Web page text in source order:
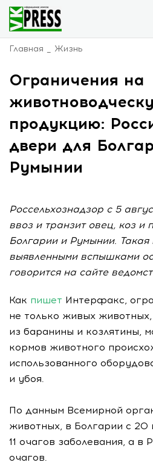
Главная Жизнь
Ограничения на
продукцию:
двери для
Румынии
Россельхознадзор с 5
ввоз и транзит овец, коз и
Болгарии и Румынии.
выявленными вспышками
говорится на сайте
Как пишет Интерфакс,
не только живых
из баранины и козлятины,
кормов животного
использованного
и убоя.
По данным Всемирной
животных, в Болгарии с
11 очагов заболевания, а в
очагов.